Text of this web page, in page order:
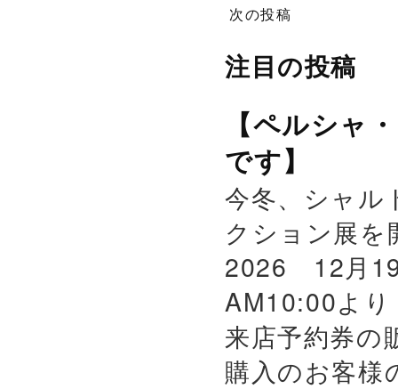
次の投稿
注目の投稿
【ペルシャ
です】
今冬、シャル
クション展
2026 12月19
AM10:00よ
来店予約券の
購入のお客様